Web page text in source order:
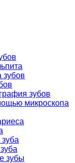
зубов
зубов
микроскопа
зубы